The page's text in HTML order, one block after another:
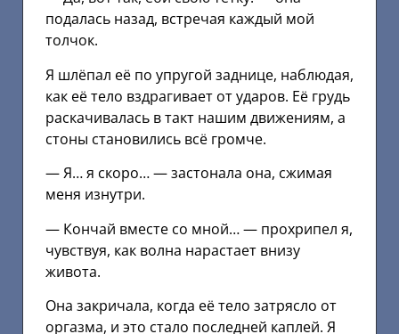
подалась назад, встречая каждый мой
толчок.
Я шлёпал её по упругой заднице, наблюдая,
как её тело вздрагивает от ударов. Её грудь
раскачивалась в такт нашим движениям, а
стоны становились всё громче.
— Я… я скоро… — застонала она, сжимая
меня изнутри.
— Кончай вместе со мной… — прохрипел я,
чувствуя, как волна нарастает внизу
живота.
Она закричала, когда её тело затрясло от
оргазма, и это стало последней каплей. Я